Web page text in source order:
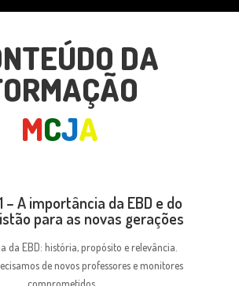
DA
MCJA
– A importância da EBD e do
para as novas gerações
da EBD: história, propósito e relevância.
de novos professores e monitores
comprometidos.